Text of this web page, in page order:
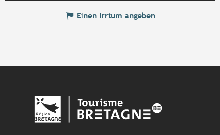
Einen Irrtum angeben